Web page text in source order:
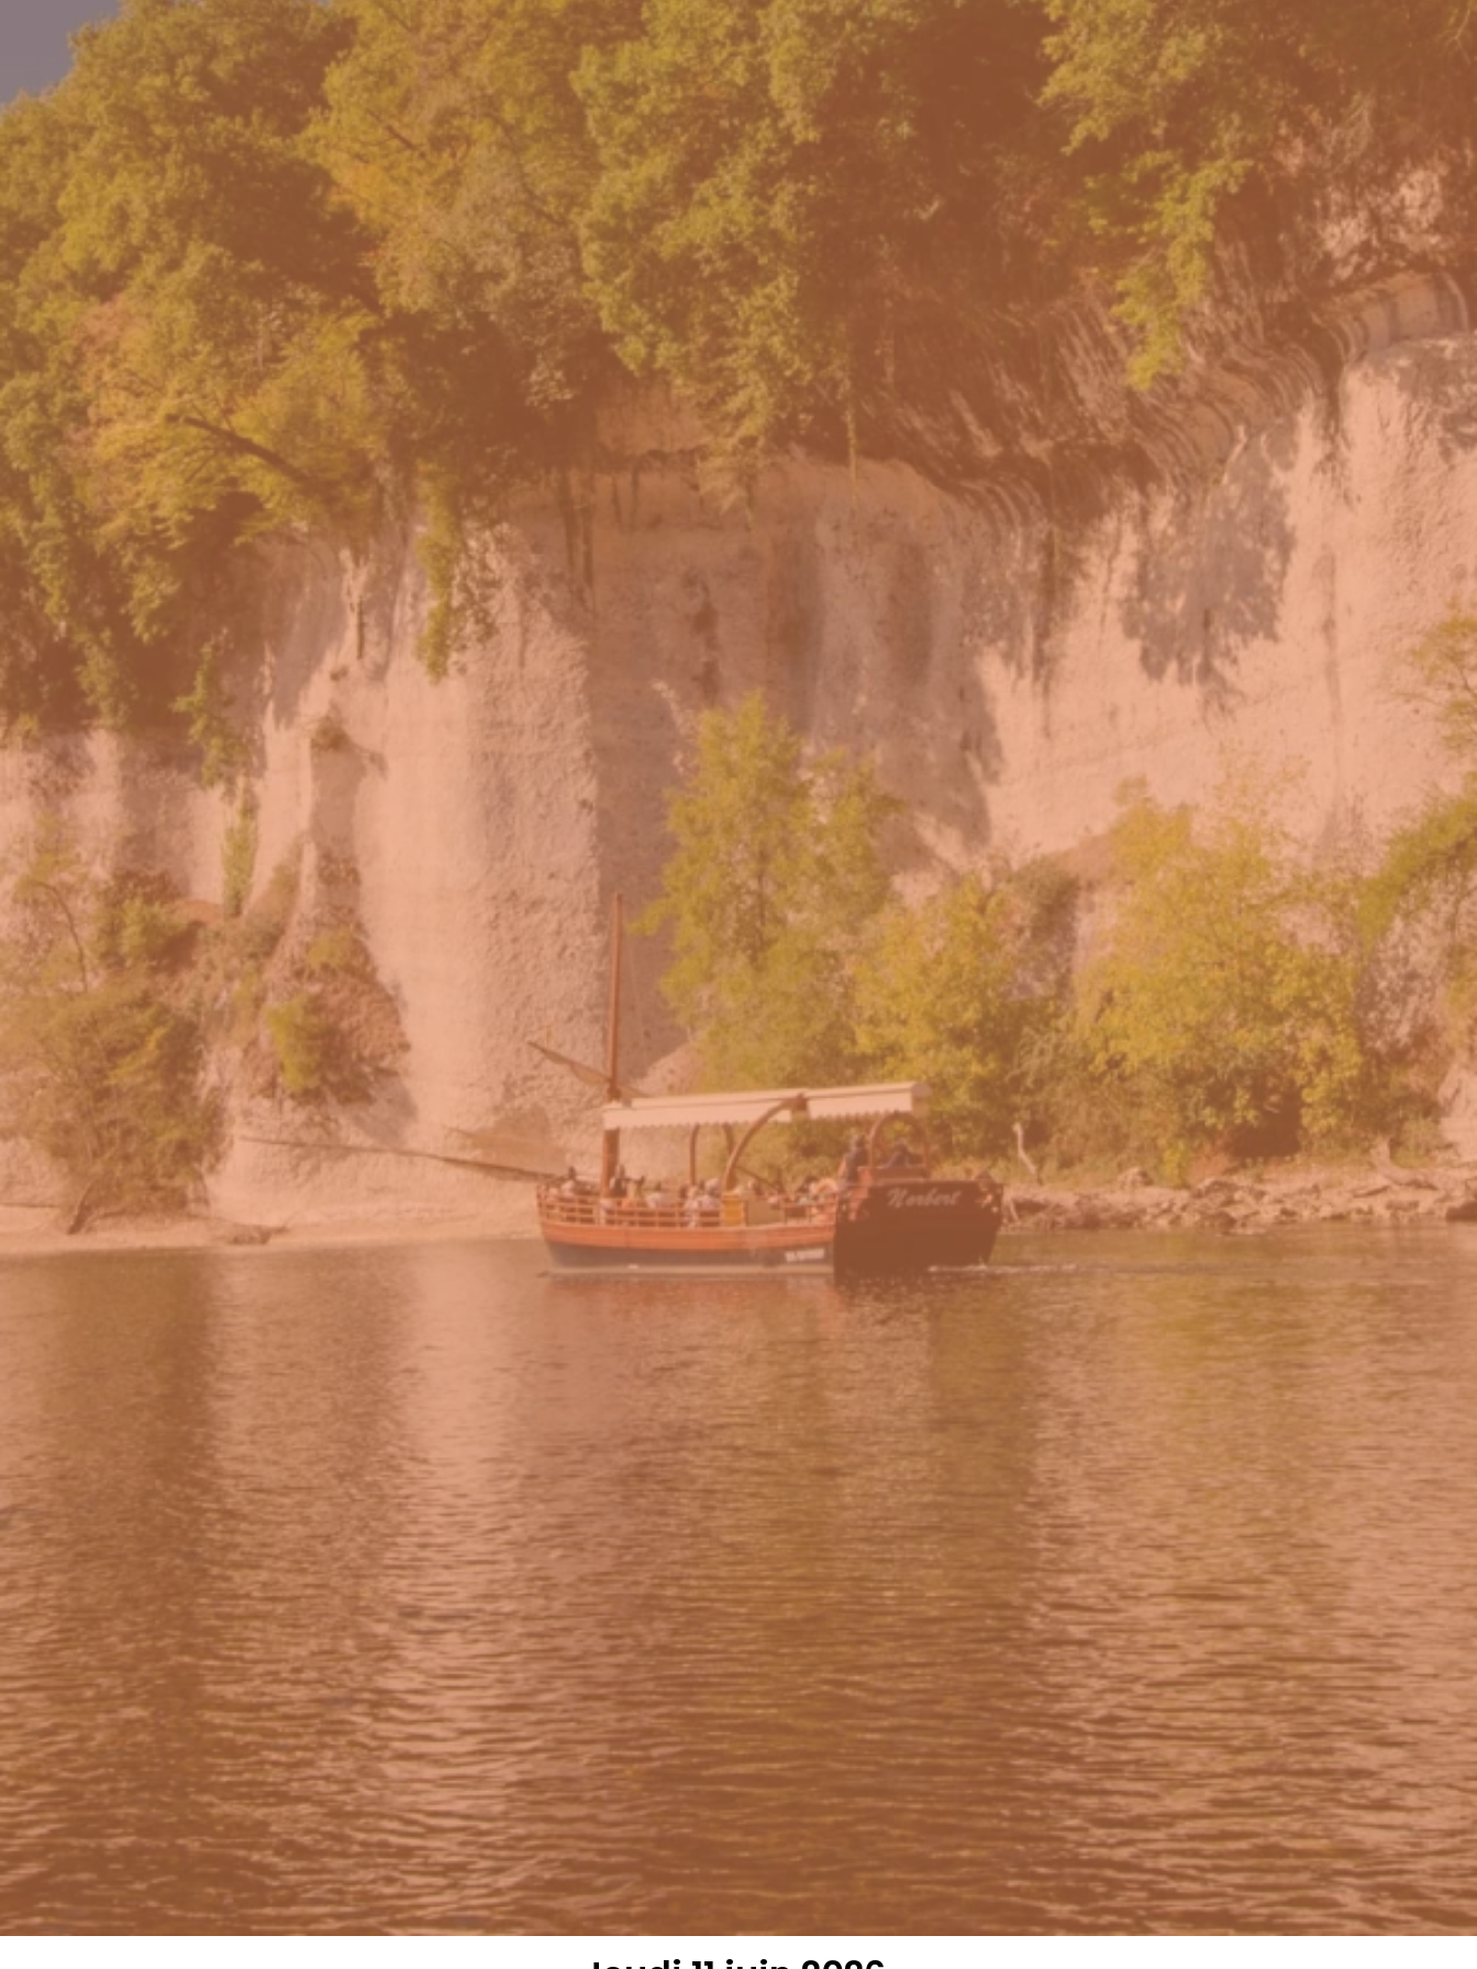
Appuyez sur Entrée pour rechercher ou sur esc pour fermer